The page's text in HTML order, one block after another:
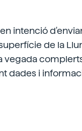
intenció
de la
vegada
dades i